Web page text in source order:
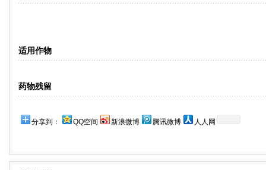
适用作物
药物残留
分享到： QQ空间 新浪微博 腾讯微博 人人网